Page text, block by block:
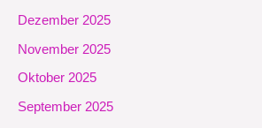
Dezember 2025
November 2025
Oktober 2025
September 2025